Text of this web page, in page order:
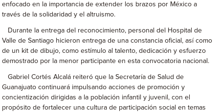
enfocado en la importancia de extender los brazos por México a
través de la solidaridad y el altruismo.
Durante la entrega del reconocimiento, personal del Hospital de
Valle de Santiago hicieron entrega de una constancia oficial, así como
de un kit de dibujo, como estímulo al talento, dedicación y esfuerzo
demostrado por la menor participante en esta convocatoria nacional.
Gabriel Cortés Alcalá reiteró que la Secretaría de Salud de
Guanajuato continuará impulsando acciones de promoción y
concientización dirigidas a la población infantil y juvenil, con el
propósito de fortalecer una cultura de participación social en temas